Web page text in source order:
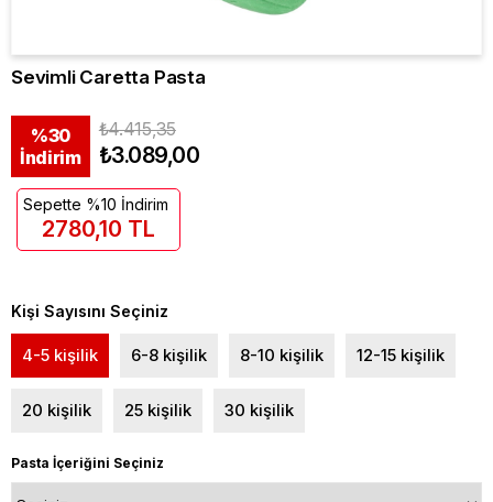
Sevimli Caretta Pasta
%30
İndirim
₺4.415,35
₺3.089,00
Kişi Sayısını Seçiniz
4-5 kişilik 6-8 kişilik 8-10 kişilik 12-15 kişilik
20 kişilik 25 kişilik 30 kişilik
Pasta İçeriğini Seçiniz
Sepette %10 İndirim
2780,10 TL